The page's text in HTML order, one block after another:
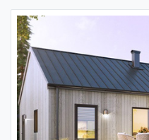
fönster. Huset är även utfört
fönster och dörrar samt
anpassa material och
exempel genom
fönstertyper mm.